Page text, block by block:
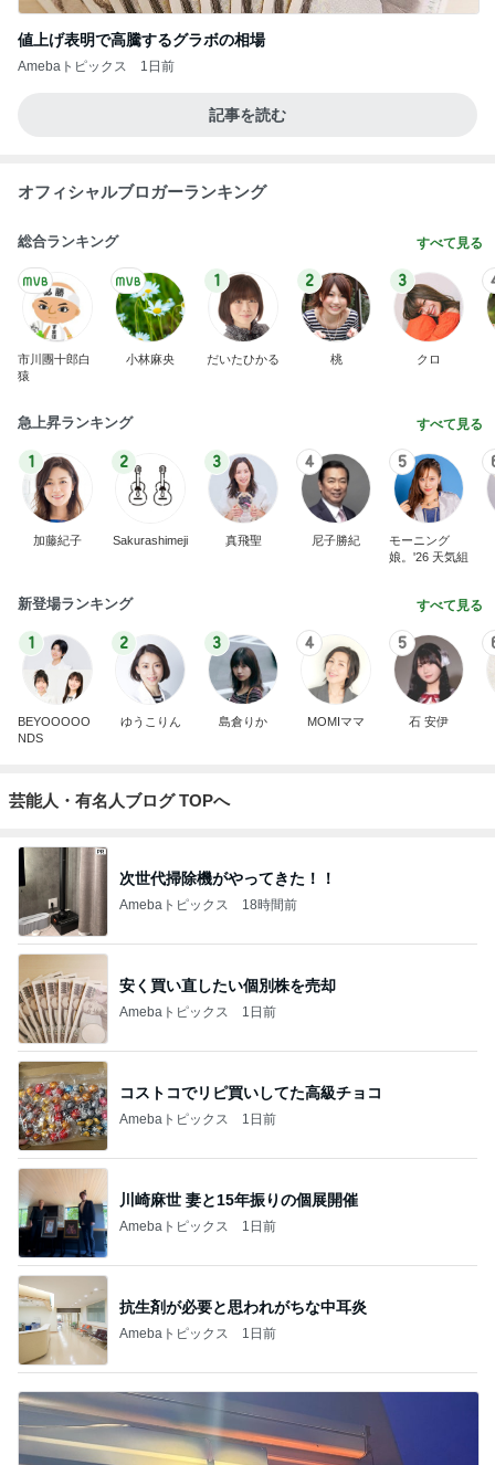
値上げ表明で高騰するグラボの相場
Amebaトピックス 1日前
記事を読む
オフィシャルブロガーランキング
総合ランキング すべて見る
市川團十郎白
猿
小林麻央
1
だいたひかる
2
桃
3
クロ
急上昇ランキング すべて見る
1
加藤紀子
2
Sakurashimeji
3
真飛聖
4
尼子勝紀
5
モーニング
娘。'26 天気組
新登場ランキング すべて見る
1
BEYOOOOO
NDS
2
ゆうこりん
3
島倉りか
4
MOMIママ
5
石 安伊
芸能人・有名人ブログ TOPへ
次世代掃除機がやってきた！！
Amebaトピックス 18時間前
安く買い直したい個別株を売却
Amebaトピックス 1日前
コストコでリピ買いしてた高級チョコ
Amebaトピックス 1日前
川崎麻世 妻と15年振りの個展開催
Amebaトピックス 1日前
抗生剤が必要と思われがちな中耳炎
Amebaトピックス 1日前